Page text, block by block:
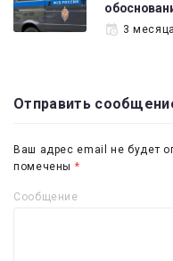
3
Отправить
Ваш адрес email не будет
помечены *
Сообщение